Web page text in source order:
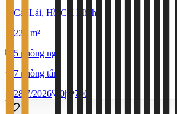
Cát Lái, Hồ Chí Minh
220 m²
5 phòng ngủ
7 phòng tắm
28/7/2026
0| 700